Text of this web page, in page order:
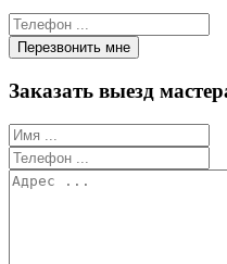
Заказать выезд